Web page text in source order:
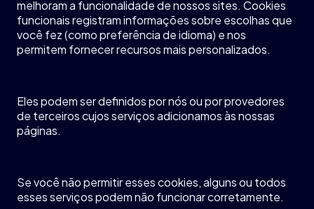
melhorama funcionalidadedenossossites. Cookies
funcionaisregistraminformaçõessobre escolhasque
você fez (comopreferênciadeidioma) enos
permitem fornecerrecursosmaispersonalizados.
Elespodemserdefinidospornósouporprovedores
de terceiroscujosserviçosadicionamosàsnossas
páginas.
Sevocênãopermitiresses cookies,algunsou todos
essesserviçospodemnão funcionarcorretamente.